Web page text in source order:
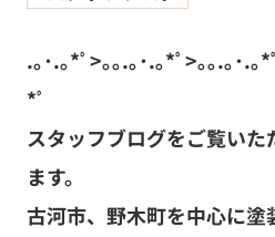
.｡･.｡*ﾟ>｡｡.｡･.｡*ﾟ>｡｡.｡･.｡
*ﾟ
スタッフブログをご覧い
ます。
古河市、野木町を中心に塗